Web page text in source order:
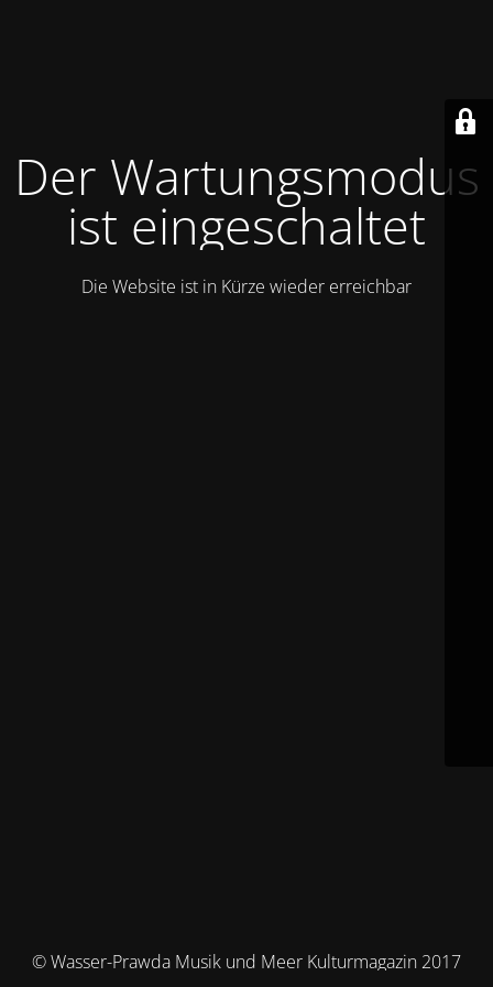
Der Wartungsmodus
ist eingeschaltet
Die Website ist in Kürze wieder erreichbar
© Wasser-Prawda Musik und Meer Kulturmagazin 2017